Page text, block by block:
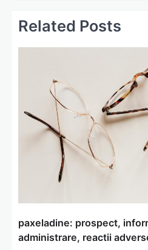
Related Posts
paxeladine: prospect,
administrare, reactii